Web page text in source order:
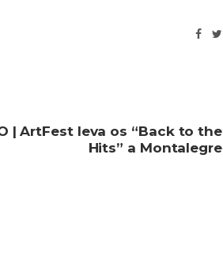
| ArtFest leva os “Back to the
Hits” a Montalegre